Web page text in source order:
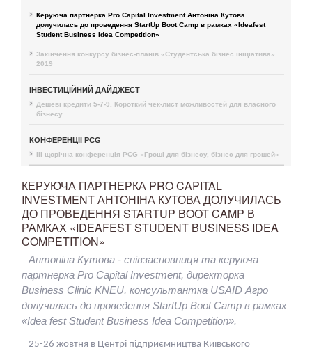
Керуюча партнерка Pro Capital Investment Антоніна Кутова
долучилась до проведення StartUp Boot Camp в рамках «Ideafest
Student Business Idea Competition»
Закінчення конкурсу бізнес-планів «Студентська бізнес ініціатива»
2019
ІНВЕСТИЦІЙНИЙ ДАЙДЖЕСТ
Дешеві кредити 5-7-9. Короткий чек-лист можливостей для власного
бізнесу
КОНФЕРЕНЦІЇ PCG
III щорічна конференція PCG «Гроші для бізнесу, бізнес для грошей»
КЕРУЮЧА ПАРТНЕРКА PRO CAPITAL
INVESTMENT АНТОНІНА КУТОВА ДОЛУЧИЛАСЬ
ДО ПРОВЕДЕННЯ STARTUP BOOT CAMP В
РАМКАХ «IDEAFEST STUDENT BUSINESS IDEA
COMPETITION»
Антоніна Кутова - співзасновниця та керуюча
партнерка Pro Capital Investment, директорка
Business Clinic KNEU, консультантка USAID Агро
долучилась до проведення StartUp Boot Camp в рамках
«Idea fest Student Business Idea Competition».
25-26 жовтня в Центрі підприємництва Київського